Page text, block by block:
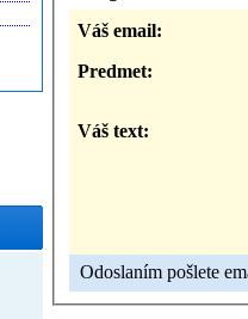
Váš email:
Predmet:
Váš text:
Odoslaním pošlete